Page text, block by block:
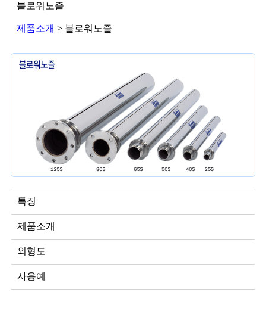
블로워노즐
제품소개 > 블로워노즐
특징
제품소개
외형도
사용예